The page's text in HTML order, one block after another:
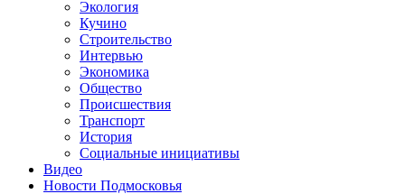
Экология
Кучино
Строительство
Интервью
Экономика
Общество
Происшествия
Транспорт
История
Социальные инициативы
Видео
Новости Подмосковья